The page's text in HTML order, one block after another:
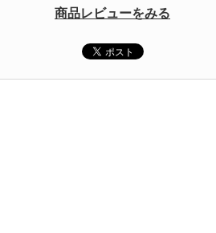
商品レビューをみる